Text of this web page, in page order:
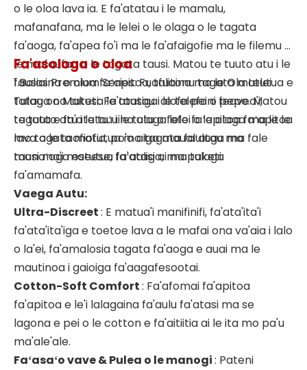
o le oloa lava ia. E fa'atatau i le mamalu,
mafanafana, ma le lelei o le olaga o le tagata
fa'aoga, fa'apea fo'i ma le fa'afaigofie ma le filemu o
le mafaufau o le tagata tausi. Matou te tuuto atu i le
fausiaina o oloa faʻapitoa, talitonu tagata matutua e
tatau ona tutusa le tausiga alofa pei o pepe. Matou
te tuuto atu i le tuʻuina atu o fofo faʻapitoa faʻapitoa
mo tagata matutua mo tagata faʻatau ma
manaʻoga eseese, faʻaaliga, ma paketi.
Fa'asologa o oloa
1.Balas Premium Series: Fuafuaina mo le Ola Lelei
Tulaga o Maketi: Fa'atatau i le telefoni feavea'i,
tagata e fa'atatau i le tulaga lelei o le olaga ma le le
lava o le taofiofia, po'o aiga maualuluga ma fale
tausi ma'i matutua fa'atasi ai ma tulaga
fa'amamafa.
Vaega Autu:
Ultra-Discreet: E matua'i manifinifi, fa'ata'ita'i
fa'ata'ita'iga e toetoe lava a le mafai ona va'aia i lalo
o la'ei, fa'amalosia tagata fa'aoga e auai ma le
mautinoa i gaioiga fa'aagafesootai.
Cotton-Soft Comfort: Fa'afomai fa'apitoa
fa'apitoa e le'i lalagaina fa'aulu fa'atasi ma se
lagona e pei o le cotton e fa'aitiitia ai le ita mo pa'u
ma'ale'ale.
Faʻasaʻo vave & Pulea o le manogi: Pateni